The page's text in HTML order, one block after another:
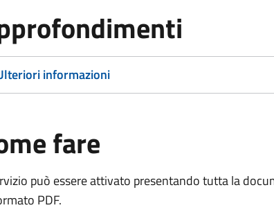
informazioni
fare
può essere attivato presentando tutta la
PDF.